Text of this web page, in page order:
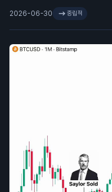
2026-06-30 중립적